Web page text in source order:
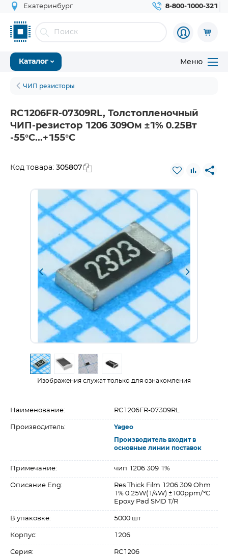
Екатеринбург 8-800-1000-321
Каталог Меню
ЧИП резисторы
RC1206FR-07309RL, Толстопленочный
ЧИП-резистор 1206 309Ом ±1% 0.25Вт
-55°С...+155°С
Код товара: 305807
Изображения служат только для ознакомления
Наименование: RC1206FR-07309RL
Производитель: Yageo
Производитель входит в
основные линии поставок
Примечание: чип 1206 309 1%
Описание Eng:
Res Thick Film 1206 309 Ohm
1% 0.25W(1/4W) ±100ppm/°C
Epoxy Pad SMD T/R
В упаковке: 5000 шт
Корпус: 1206
Серия: RC1206